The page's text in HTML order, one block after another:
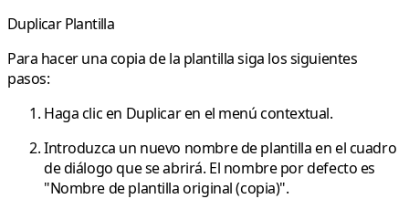
Duplicar Plantilla
Para hacer una copia de la plantilla siga los siguientes
pasos:
Haga clic en Duplicaren el menú contextual.
Introduzca un nuevo nombre de plantilla en el cuadro
de diálogo que se abrirá. El nombre por defecto es
"Nombre de plantilla original (copia)".